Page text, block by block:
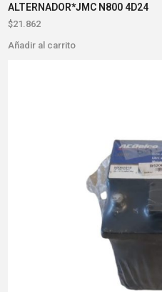
ALTERNADOR*JMC N800 4D24
$21.862
Añadir al carrito